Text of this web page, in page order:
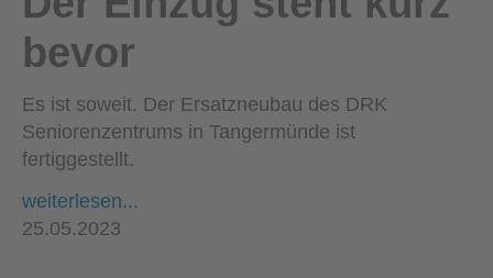
bevor
Es ist soweit. Der Ersatzneubau des DRK
Seniorenzentrums in Tangermünde ist
fertiggestellt.
weiterlesen...
25.05.2023